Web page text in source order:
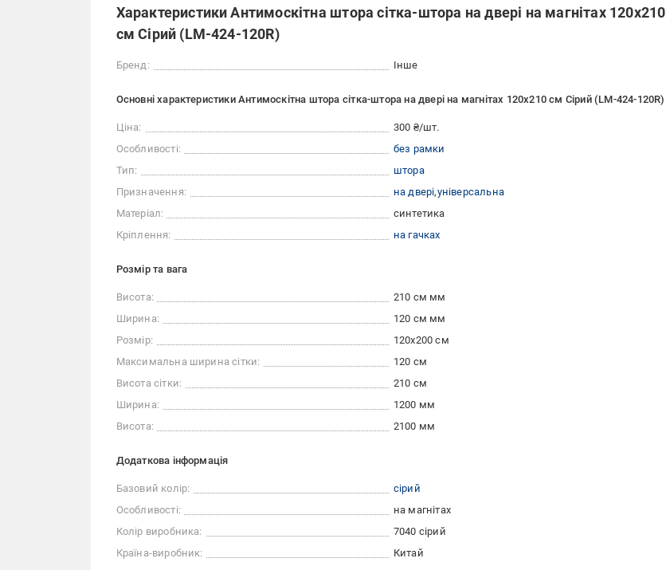
Характеристики Антимоскітна штора сітка-штора на двері на магнітах 120x210
см Сірий (LM-424-120R)
Бренд: Інше
Основні характеристики Антимоскітна штора сітка-штора на двері на магнітах 120x210 см Сірий (LM-424-120R)
Ціна:
300 ₴/шт.
Особливості:
без рамки
Тип:
штора
Призначення:
на двері універсальна
Матеріал:
синтетика
Кріплення:
на гачках
Розмір та вага
Висота:
210 см мм
Ширина:
120 см мм
Розмір:
120x200 см
Максимальна ширина сітки:
120 см
Висота сітки:
210 см
Ширина:
1200 мм
Висота:
2100 мм
Додаткова інформація
Базовий колір:
сірий
Особливості:
на магнітах
Колір виробника:
7040 сірий
Країна-виробник:
Китай